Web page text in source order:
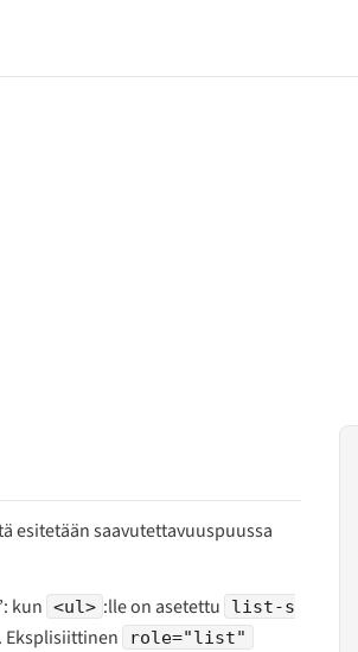
esitetään saavutettavuuspuussa
kun <ul> :lle on asetettu
list-s
Eksplisiittinen role="list"